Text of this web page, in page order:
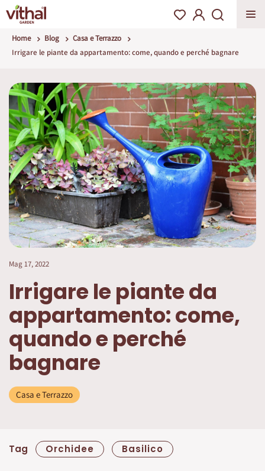
Home Blog
Casa e Terrazzo
Irrigare le piante da appartamento: come, quando e perché bagnare
Mag 17, 2022
Irrigare le piante da
appartamento: come,
quando e perché
bagnare
Casa e Terrazzo
Tag Orchidee Basilico